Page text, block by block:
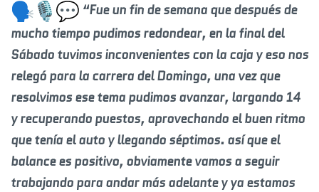
“Fue un fin de semana que después de
mucho tiempo pudimos redondear, en la final del
Sábado tuvimos inconvenientes con la caja y eso nos
relegó para la carrera del Domingo, una vez que
resolvimos ese tema pudimos avanzar, largando 14
y recuperando puestos, aprovechando el buen ritmo
que tenía el auto y llegando séptimos. así que el
balance es positivo, obviamente vamos a seguir
trabajando para andar más adelante y ya estamos